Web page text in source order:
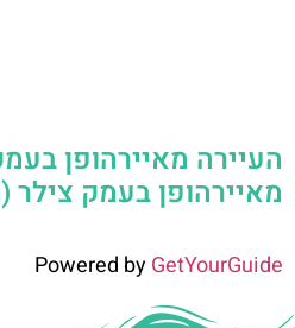
מאיירהופן בעמק צילר (Mayrhofen) טירול
Powered byGetYourGuide